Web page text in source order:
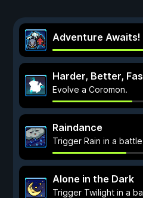
Adventure Awaits!
Harder, Better,
Evolve a Coromon.
Raindance
Trigger Rain in a
Alone in the Dark
Trigger Twilight in a